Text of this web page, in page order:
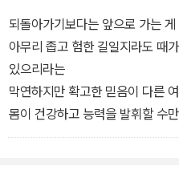
트'라는 가상 도시의 기숙학교에
그레이엄 의사, 동료에서 연인이
사이에서 겪는 모험과 갈등을 루
히 들려준다.
되돌아가기보다는 앞으로 가는
아무리 좁고 험한 길일지라도 때
있으리라는
막연하지만 확고한 믿음이 다른
몸이 건강하고 능력을 발휘할 수
그리고 자유의 여신이 날개를 빌